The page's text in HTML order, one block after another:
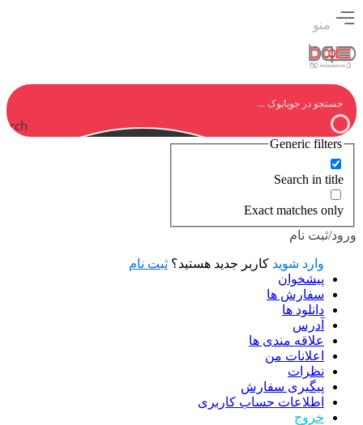
منو
Generic filters
Search in title
Exact matches only
ورود/ثبت نام
وارد شوید کاربر جدید هستید؟ ثبت نام
پیشخوان
سفارش ها
دانلود ها
آدرس
علاقه مندی ها
اعلانات من
نظرات
پیگیری سفارش
اطلاعات حساب كاربری
خروج